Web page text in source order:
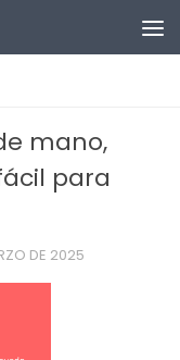
mano,
para
DE 2025